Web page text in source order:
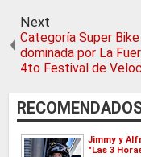
Next
Categoría Super
dominada por La
4to Festival de
Jimmy y
"Las 3